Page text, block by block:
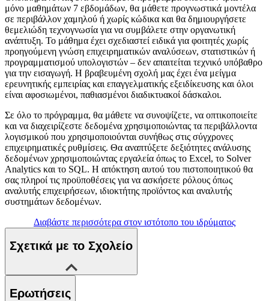
μόνο μαθημάτων 7 εβδομάδων, θα μάθετε προγνωστικά μοντέλα
σε περιβάλλον χαμηλού ή χωρίς κώδικα και θα δημιουργήσετε
θεμελιώδη τεχνογνωσία για να συμβάλετε στην οργανωτική
ανάπτυξη. Το μάθημα έχει σχεδιαστεί ειδικά για φοιτητές χωρίς
προηγούμενη γνώση επιχειρηματικών αναλύσεων, στατιστικών ή
προγραμματισμού υπολογιστών – δεν απαιτείται τεχνικό υπόβαθρο
για την εισαγωγή. Η βραβευμένη σχολή μας έχει ένα μείγμα
ερευνητικής εμπειρίας και επαγγελματικής εξειδίκευσης και όλοι
είναι αφοσιωμένοι, παθιασμένοι διαδικτυακοί δάσκαλοι.
Σε όλο το πρόγραμμα, θα μάθετε να συνοψίζετε, να οπτικοποιείτε
και να διαχειρίζεστε δεδομένα χρησιμοποιώντας τα περιβάλλοντα
λογισμικού που χρησιμοποιούνται συνήθως στις σύγχρονες
επιχειρηματικές ρυθμίσεις. Θα αναπτύξετε δεξιότητες ανάλυσης
δεδομένων χρησιμοποιώντας εργαλεία όπως το Excel, το Solver
Analytics και το SQL. Η απόκτηση αυτού του πιστοποιητικού θα
σας πληροί τις προϋποθέσεις για να ασκήσετε ρόλους όπως
αναλυτής επιχειρήσεων, ιδιοκτήτης προϊόντος και αναλυτής
συστημάτων δεδομένων.
Διαβάστε περισσότερα στον ιστότοπο του ιδρύματος
Σχετικά με το Σχολείο
Ερωτήσεις